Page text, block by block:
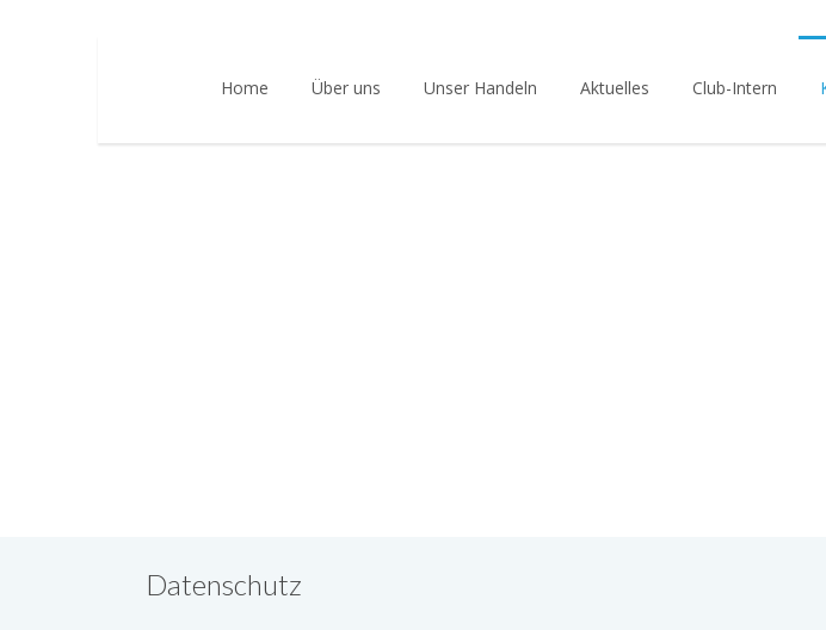
Home Über uns Unser Handeln Aktuelles Club-Intern
Datenschutz